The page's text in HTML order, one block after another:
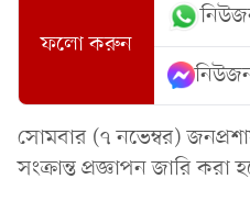
ফলো করুন
সোমবার (৭ নভেম্বর)
সংক্রান্ত প্রজ্ঞাপন জারি করা